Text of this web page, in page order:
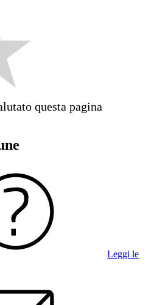
questa pagina
Leggi le